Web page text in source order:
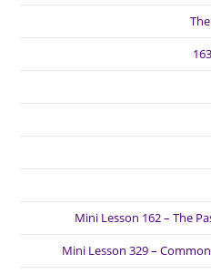
Mini Lesson 162 – The
Mini Lesson 329 –